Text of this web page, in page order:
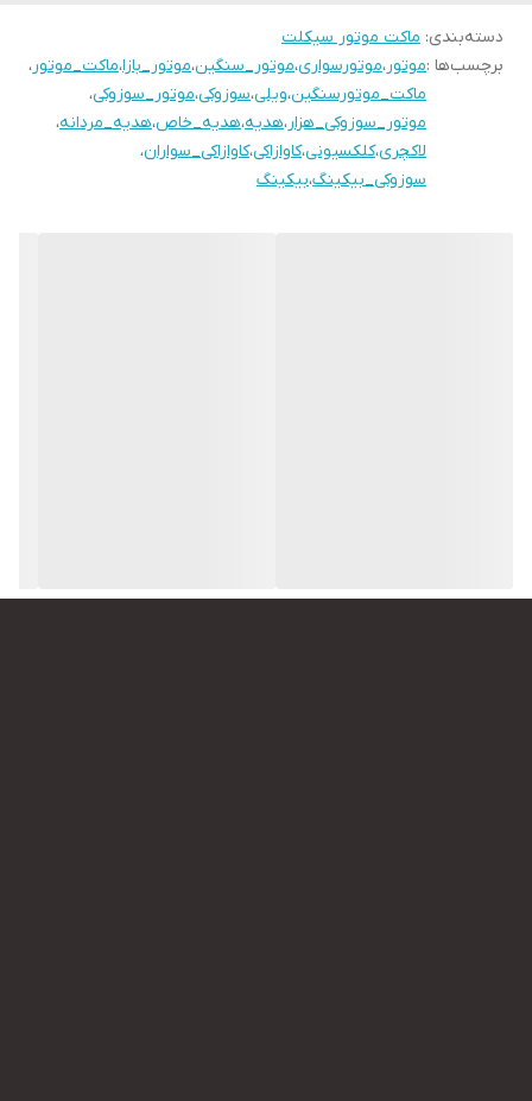
دسته‌بندی: ماکت موتور سیکلت
برچسب‌ها :موتور،موتورسواری،موتور_سنگین،موتور_بازا،ماکت_موتور،
ماکت_موتورسنگین،ویلی،سوزوکی،موتور_سوزوکی،
موتور_سوزوکی_هزار،هدیه،هدیه_خاص،هدیه_مردانه،
لاکچری،کلکسیونی،کاوازاکی،کاوازاکی_سواران،
سوزوکی_بیکینگ،بیکینگ